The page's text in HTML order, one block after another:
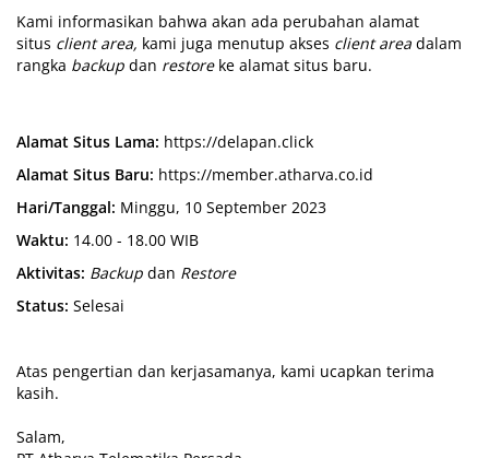
Kami informasikan bahwa akan ada perubahan alamat
situs client area, kami juga menutup akses client area dalam
rangka backup dan restoreke alamat situs baru.
Alamat Situs Lama: https://delapan.click
Alamat Situs Baru: https://member.atharva.co.id
Hari/Tanggal: Minggu, 10 September 2023
Waktu: 14.00 - 18.00 WIB
Aktivitas: Backup dan Restore
Status: Selesai
Atas pengertian dan kerjasamanya, kami ucapkan terima
kasih.
Salam,